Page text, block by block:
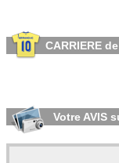
CARRIERE
Votre AVIS